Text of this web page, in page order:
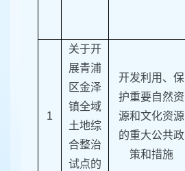
1
关于开
展青浦
区金泽
镇全域
土地综
合整治
试点的
开发利用、保
护重要自然资
源和文化资源
的重大公共政
策和措施